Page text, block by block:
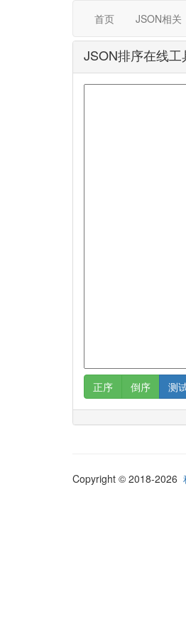
首页 JSON相关
JSON排序在线工
正序 倒序 测
Copyright © 2018-2026